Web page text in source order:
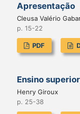
Apresentação
Cleusa Valério
p. 15-22
PDF
Ensino
Henry Giroux
p. 25-38